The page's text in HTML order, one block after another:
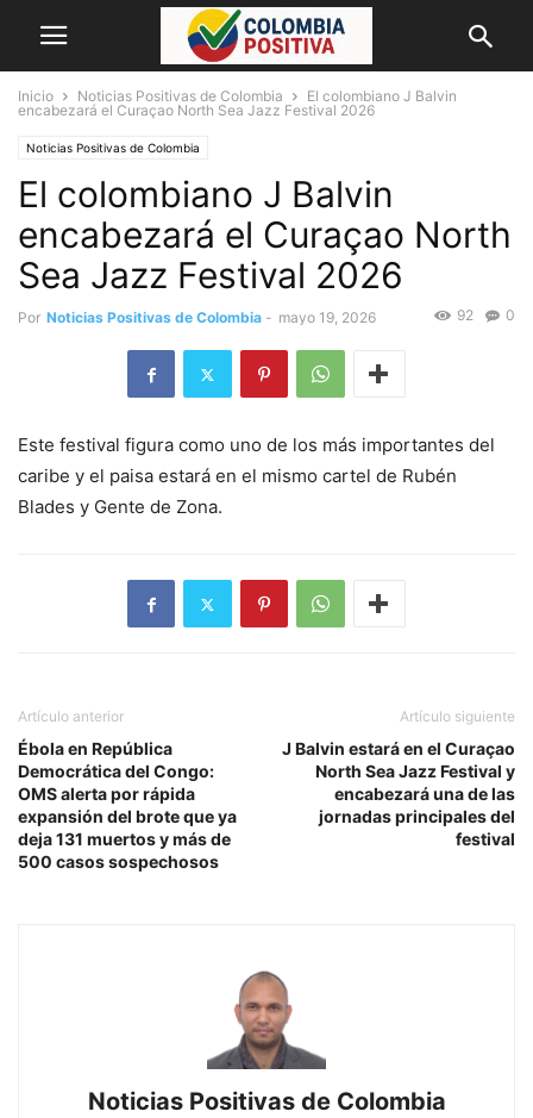
Inicio Noticias Positivas de Colombia
El colombiano J Balvin
encabezará el Curaçao North Sea Jazz Festival 2026
Noticias Positivas de Colombia
El colombiano J Balvin
encabezará el Curaçao North
Sea Jazz Festival 2026
Por Noticias Positivas de Colombia - mayo 19, 2026 0
92
Este festival figura como uno de los más importantes del
caribe y el paisa estará en el mismo cartel de Rubén
Blades y Gente de Zona.
Artículo anterior
Ébola en República
Democrática del Congo:
OMS alerta por rápida
expansión del brote que ya
deja 131 muertos y más de
500 casos sospechosos
Artículo siguiente
J Balvin estará en el Curaçao
North Sea Jazz Festival y
encabezará una de las
jornadas principales del
festival
Noticias Positivas de Colombia